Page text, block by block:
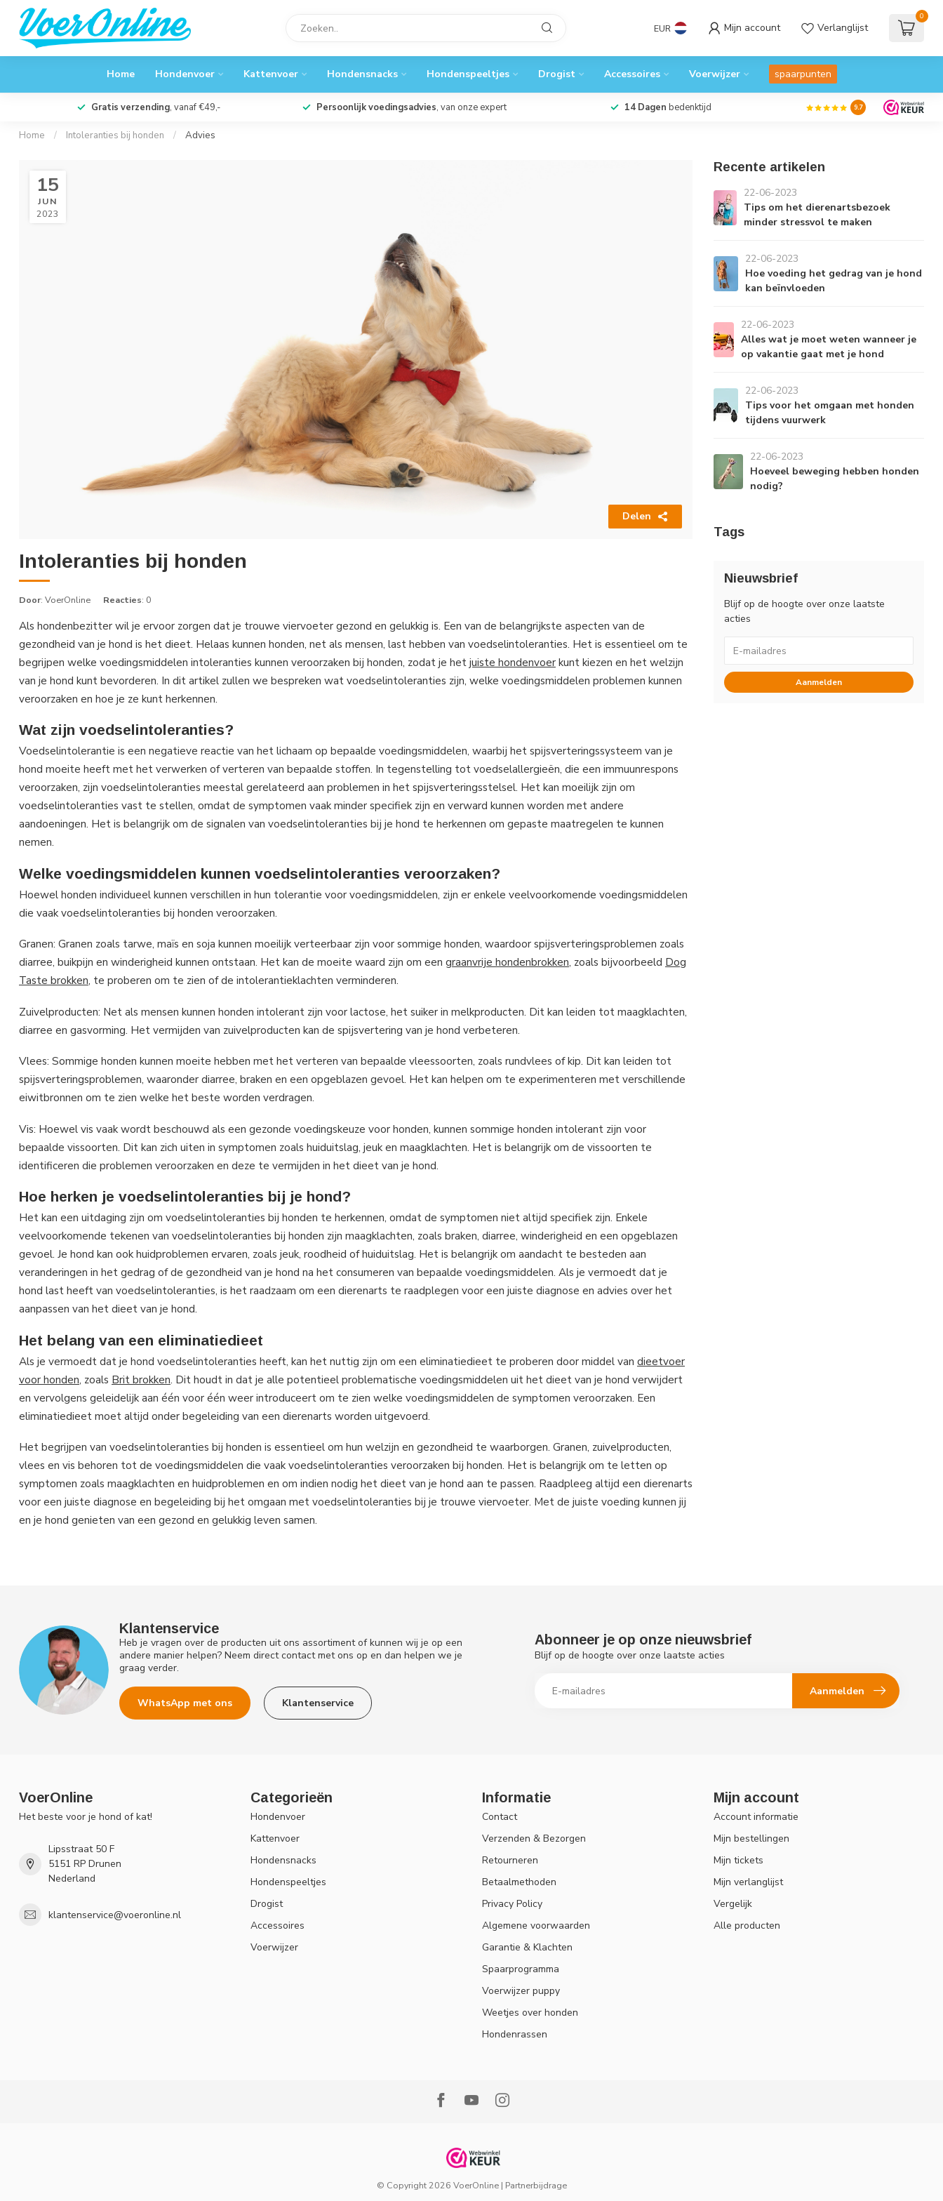
EUR Mijn account Verlanglijst
0
Home Hondenvoer Kattenvoer Hondensnacks Hondenspeeltjes Drogist Accessoires Voerwijzer spaarpunten
Gratis verzending, vanaf €49,- Persoonlijk voedingsadvies, van onze expert 14 Dagen bedenktijd 9.7
Home / Intoleranties bij honden / Advies
15
JUN
2023
Delen
Intoleranties bij honden
Door: VoerOnline Reacties: 0
Als hondenbezitter wil je ervoor zorgen dat je trouwe viervoeter gezond en gelukkig is. Een van de belangrijkste aspecten van de
gezondheid van je hond is het dieet. Helaas kunnen honden, net als mensen, last hebben van voedselintoleranties. Het is essentieel om te
begrijpen welke voedingsmiddelen intoleranties kunnen veroorzaken bij honden, zodat je hetjuiste hondenvoerkunt kiezen en het welzijn
van je hond kunt bevorderen. In dit artikel zullen we bespreken wat voedselintoleranties zijn, welke voedingsmiddelen problemen kunnen
veroorzaken en hoe je ze kunt herkennen.
Wat zijn voedselintoleranties?
Voedselintolerantie is een negatieve reactie van het lichaam op bepaalde voedingsmiddelen, waarbij het spijsverteringssysteem van je
hond moeite heeft met het verwerken of verteren van bepaalde stoffen. In tegenstelling tot voedselallergieën, die een immuunrespons
veroorzaken, zijn voedselintoleranties meestal gerelateerd aan problemen in het spijsverteringsstelsel. Het kan moeilijk zijn om
voedselintoleranties vast te stellen, omdat de symptomen vaak minder specifiek zijn en verward kunnen worden met andere
aandoeningen. Het is belangrijk om de signalen van voedselintoleranties bij je hond te herkennen om gepaste maatregelen te kunnen
nemen.
Welke voedingsmiddelen kunnen voedselintoleranties veroorzaken?
Hoewel honden individueel kunnen verschillen in hun tolerantie voor voedingsmiddelen, zijn er enkele veelvoorkomende voedingsmiddelen
die vaak voedselintoleranties bij honden veroorzaken.
Granen: Granen zoals tarwe, maïs en soja kunnen moeilijk verteerbaar zijn voor sommige honden, waardoor spijsverteringsproblemen zoals
diarree, buikpijn en winderigheid kunnen ontstaan. Het kan de moeite waard zijn om een graanvrije hondenbrokken, zoals bijvoorbeeld Dog
Taste brokken, te proberen om te zien of de intolerantieklachten verminderen.
Zuivelproducten: Net als mensen kunnen honden intolerant zijn voor lactose, het suiker in melkproducten. Dit kan leiden tot maagklachten,
diarree en gasvorming. Het vermijden van zuivelproducten kan de spijsvertering van je hond verbeteren.
Vlees: Sommige honden kunnen moeite hebben met het verteren van bepaalde vleessoorten, zoals rundvlees of kip. Dit kan leiden tot
spijsverteringsproblemen, waaronder diarree, braken en een opgeblazen gevoel. Het kan helpen om te experimenteren met verschillende
eiwitbronnen om te zien welke het beste worden verdragen.
Vis: Hoewel vis vaak wordt beschouwd als een gezonde voedingskeuze voor honden, kunnen sommige honden intolerant zijn voor
bepaalde vissoorten. Dit kan zich uiten in symptomen zoals huiduitslag, jeuk en maagklachten. Het is belangrijk om de vissoorten te
identificeren die problemen veroorzaken en deze te vermijden in het dieet van je hond.
Hoe herken je voedselintoleranties bij je hond?
Het kan een uitdaging zijn om voedselintoleranties bij honden te herkennen, omdat de symptomen niet altijd specifiek zijn. Enkele
veelvoorkomende tekenen van voedselintoleranties bij honden zijn maagklachten, zoals braken, diarree, winderigheid en een opgeblazen
gevoel. Je hond kan ook huidproblemen ervaren, zoals jeuk, roodheid of huiduitslag. Het is belangrijk om aandacht te besteden aan
veranderingen in het gedrag of de gezondheid van je hond na het consumeren van bepaalde voedingsmiddelen. Als je vermoedt dat je
hond last heeft van voedselintoleranties, is het raadzaam om een dierenarts te raadplegen voor een juiste diagnose en advies over het
aanpassen van het dieet van je hond.
Het belang van een eliminatiedieet
Als je vermoedt dat je hond voedselintoleranties heeft, kan het nuttig zijn om een eliminatiedieet te proberen door middel van dieetvoer
voor honden, zoals Brit brokken. Dit houdt in dat je alle potentieel problematische voedingsmiddelen uit het dieet van je hond verwijdert
en vervolgens geleidelijk aan één voor één weer introduceert om te zien welke voedingsmiddelen de symptomen veroorzaken. Een
eliminatiedieet moet altijd onder begeleiding van een dierenarts worden uitgevoerd.
Het begrijpen van voedselintoleranties bij honden is essentieel om hun welzijn en gezondheid te waarborgen. Granen, zuivelproducten,
vlees en vis behoren tot de voedingsmiddelen die vaak voedselintoleranties veroorzaken bij honden. Het is belangrijk om te letten op
symptomen zoals maagklachten en huidproblemen en om indien nodig het dieet van je hond aan te passen. Raadpleeg altijd een dierenarts
voor een juiste diagnose en begeleiding bij het omgaan met voedselintoleranties bij je trouwe viervoeter. Met de juiste voeding kunnen jij
en je hond genieten van een gezond en gelukkig leven samen.
Recente artikelen
22-06-2023
Tips om het dierenartsbezoek
minder stressvol te maken
22-06-2023
Hoe voeding het gedrag van je hond
kan beïnvloeden
22-06-2023
Alles wat je moet weten wanneer je
op vakantie gaat met je hond
22-06-2023
Tips voor het omgaan met honden
tijdens vuurwerk
22-06-2023
Hoeveel beweging hebben honden
nodig?
Tags
Nieuwsbrief
Blijf op de hoogte over onze laatste
acties
Aanmelden
Klantenservice
Heb je vragen over de producten uit ons assortiment of kunnen wij je op een
andere manier helpen? Neem direct contact met ons op en dan helpen we je
graag verder.
WhatsApp met ons Klantenservice
Abonneer je op onze nieuwsbrief
Blijf op de hoogte over onze laatste acties
Aanmelden
VoerOnline
Het beste voor je hond of kat!
Lipsstraat 50 F
5151 RP Drunen
Nederland
klantenservice@voeronline.nl
Categorieën
Hondenvoer
Kattenvoer
Hondensnacks
Hondenspeeltjes
Drogist
Accessoires
Voerwijzer
Informatie
Contact
Verzenden & Bezorgen
Retourneren
Betaalmethoden
Privacy Policy
Algemene voorwaarden
Garantie & Klachten
Spaarprogramma
Voerwijzer puppy
Weetjes over honden
Hondenrassen
Mijn account
Account informatie
Mijn bestellingen
Mijn tickets
Mijn verlanglijst
Vergelijk
Alle producten
© Copyright 2026 VoerOnline| Partnerbijdrage